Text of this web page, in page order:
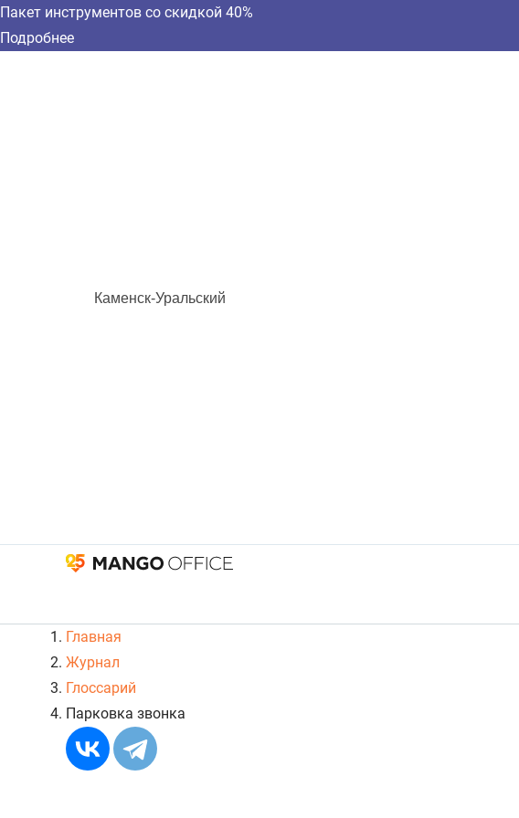
Пакет инструментов со скидкой 40%
Подробнее
Каменск-Уральский
Главная
Журнал
Глоссарий
Парковка звонка